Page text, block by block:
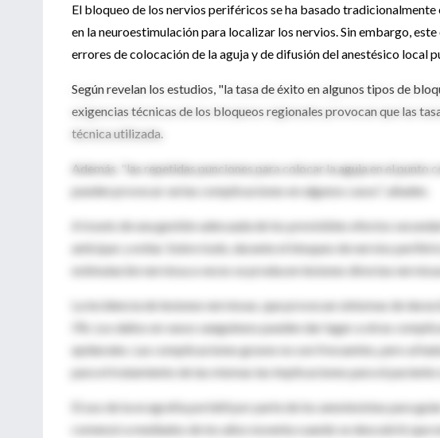
El bloqueo de los nervios periféricos se ha basado
en la neuroestimulación para localizar los nervios. Sin embargo,
errores de colocación de la aguja y de difusión del anestésico local
Según revelan los estudios, "la tasa de éxito en algunos tipos de
exigencias técnicas de los bloqueos regionales provocan que las
técnica utilizada.
Además, "las repetidas punciones para colocar la aguja en el
pueden provocar serias complicaciones en algunos casos", añaden.
A través de una gestión adecuada de los previsibles efectos
anticipar y evitar. Sobre todo, durante el bloqueo de nervios
estimulación nerviosa a veces se producen lesiones directas
La incidencia de lesiones nerviosas, que provocan síntomas de
5%. Los daños en vasos sanguíneos pueden dar lugar a otras
epidurales. Las complicaciones graves no son frecuentes, pero al
para el tratamiento de las mismas las implicaciones para el paciente
El uso de la ecografía portátil por parte de los anestesistas para
comenzó a mediados de los años noventa cuando se descubrió